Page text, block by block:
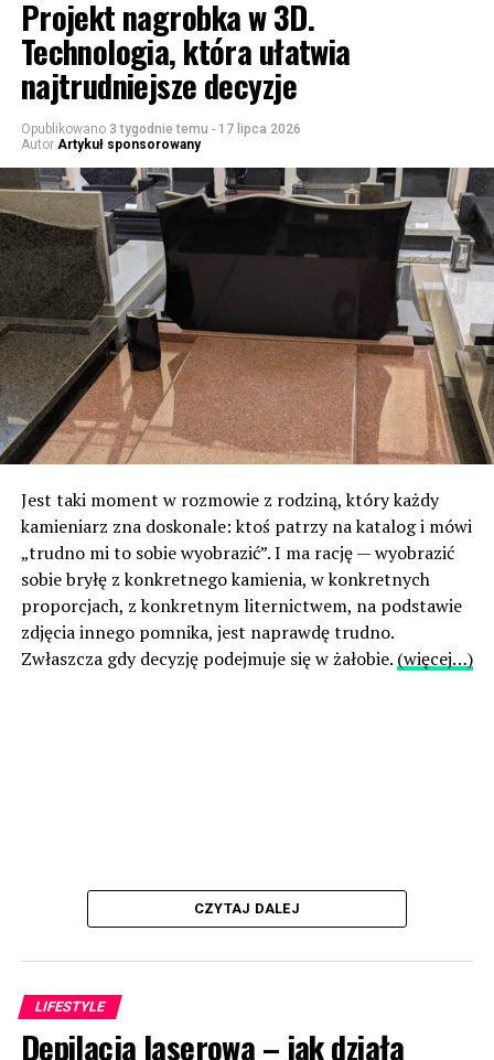
Projekt nagrobka w 3D.
Technologia, która ułatwia
najtrudniejsze decyzje
Opublikowano 3 tygodnie temu - 17 lipca 2026
Autor Artykuł sponsorowany
Jest taki moment w rozmowie z rodziną, który każdy
kamieniarz zna doskonale: ktoś patrzy na katalog i mówi
„trudno mi to sobie wyobrazić”. I ma rację — wyobrazić
sobie bryłę z konkretnego kamienia, w konkretnych
proporcjach, z konkretnym liternictwem, na podstawie
zdjęcia innego pomnika, jest naprawdę trudno.
Zwłaszcza gdy decyzję podejmuje się w żałobie. (więcej…)
CZYTAJ DALEJ
LIFESTYLE
Depilacja laserowa – jak działa